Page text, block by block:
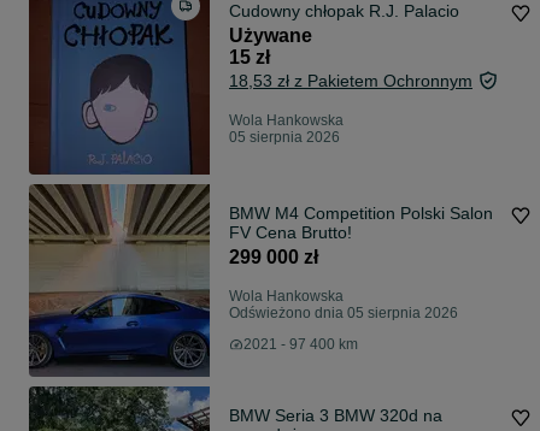
Cudowny chłopak R.J. Palacio
Używane
15 zł
18,53 zł z Pakietem Ochronnym
Wola Hankowska
05 sierpnia 2026
BMW M4 Competition Polski Salon
FV Cena Brutto!
299 000 zł
Wola Hankowska
Odświeżono dnia 05 sierpnia 2026
2021 - 97 400 km
BMW Seria 3 BMW 320d na